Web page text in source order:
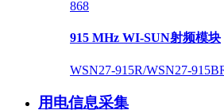
868
915 MHz WI-SUN射频模块
WSN27-915R/WSN27-
用电信息采集